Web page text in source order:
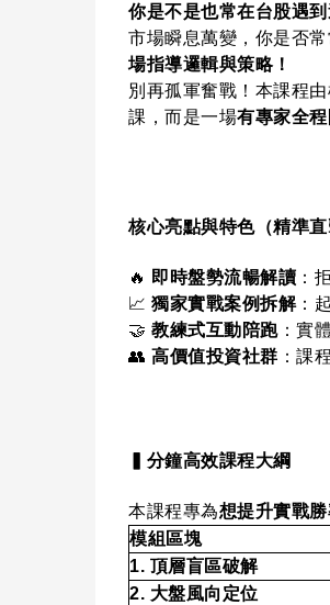
你是不是也常在台股遇到
市場瞬息萬變，你是否
場指導邏輯與策略！
別再孤軍奮戰！本課程
課，而是一場有專家全
核心亮點與特色（精準直
🔥 即時盤勢流暢解讀 ：
📈 獨家實戰案例拆解：
🤝 教練式互動陪跑：實
👥 高價值投資社群 ：課
▍分鐘高效課程大綱
本課程專為想提升實戰
模組區塊
1. 頂層盲區破解
2. 大盤風向定位